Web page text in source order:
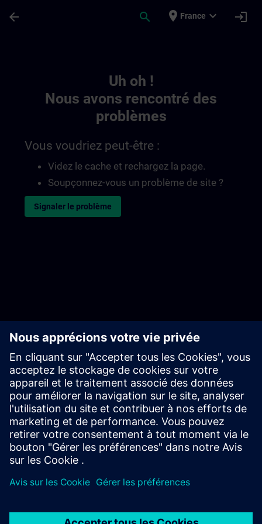
arrow_back search place France expand_more login
Uh oh !
Nous avons rencontré des
problèmes
Vous voudriez peut-être :
Videz le cache et rechargez la page.
Soupçonnez-vous un problème de site ?
Signaler le problème